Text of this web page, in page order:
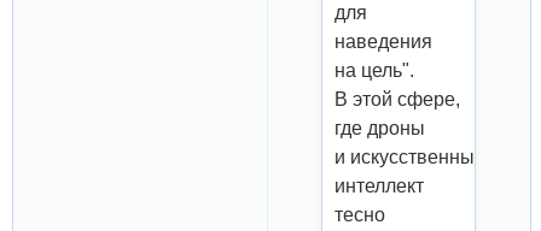
для
наведения
на цель".
В этой сфере,
где дроны
и искусственный
интеллект
тесно